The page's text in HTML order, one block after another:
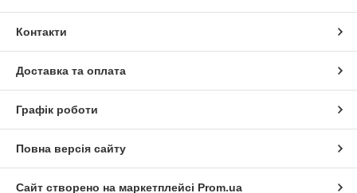
Контакти
Доставка та оплата
Графік роботи
Повна версія сайту
Сайт створено на маркетплейсі Prom.ua